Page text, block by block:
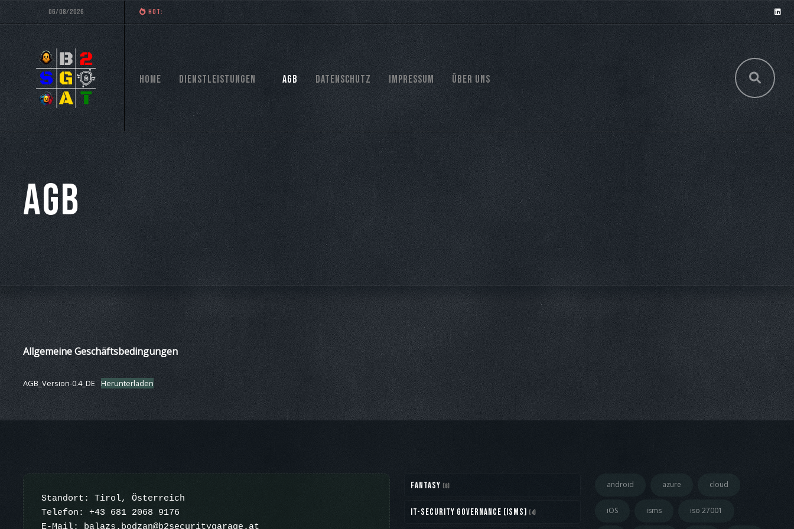
06/08/2026 HOT:
Home Dienstleistungen AGB Datenschutz Impressum Über Uns
AGB
Skip
to
content
Allgemeine Geschäftsbedingungen
AGB_Version-0.4_DE Herunterladen
Standort: Tirol, Österreich
Telefon: +43 681 2068 9176
E-Mail: balazs.bodzan@b2securitygarage.at
Fantasy (6)
IT-Security Governance (ISMS) (4)
android azure cloud
iOS isms iso 27001